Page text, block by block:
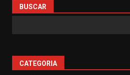
BUSCAR
CATEGORIA